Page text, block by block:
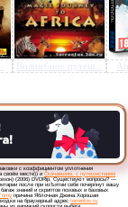
Волшебное путеш...